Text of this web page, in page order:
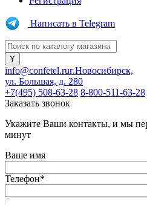
Написать в Telegram
info@confetel.ruг.Новосибирск,
ул. Большая, д. 280
+7(495) 508-63-28 8-800-511-63-28
Заказать звонок
Укажите Ваши контакты, и мы
минут
Ваше имя
Телефон*